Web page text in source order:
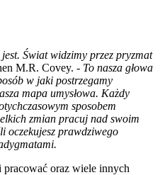
Świat widzimy przez pryzmat
M.R. Covey. - To nasza głowa
w jaki postrzegamy
mapa umysłowa. Każdy
sposobem
zmian pracuj nad swoim
oczekujesz prawdziwego
oraz wiele innych